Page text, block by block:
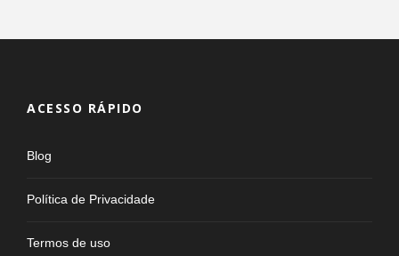
ACESSO RÁPIDO
Blog
Política de Privacidade
Termos de uso